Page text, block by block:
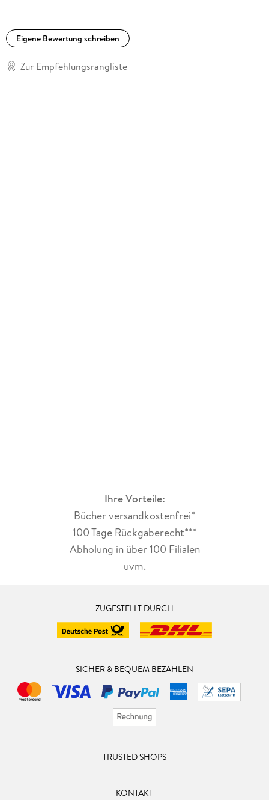
Eigene Bewertung schreiben
Zur Empfehlungsrangliste
Ihre Vorteile:
Bücher versandkostenfrei*
100 Tage Rückgaberecht***
Abholung in über 100 Filialen
uvm.
ZUGESTELLT DURCH
SICHER & BEQUEM BEZAHLEN
TRUSTED SHOPS
KONTAKT